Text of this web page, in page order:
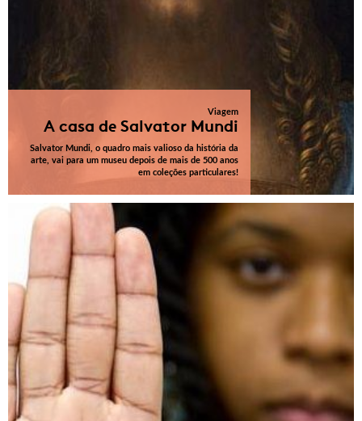
Viagem
A casa de Salvator Mundi
Salvator Mundi, o quadro mais valioso da história da
arte, vai para um museu depois de mais de 500 anos
em coleções particulares!